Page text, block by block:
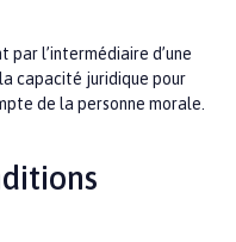
l’intermédiaire d’une
capacité juridique pour
de la personne morale.